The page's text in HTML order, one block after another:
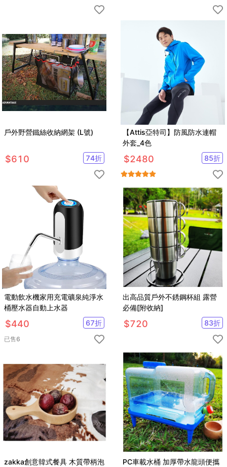
戶外野營鐵絲收納網架 (L號)
$610 74折
【Attis亞特司】防風防水連帽
外套_4色
$2480 85折
電動飲水機家用充電礦泉純淨水
桶壓水器自動上水器
$440 67折
已售6
出高品質戶外不銹鋼杯組 露營
必備[附收納]
$720 83折
zakka創意韓式餐具 木質帶柄泡 PC車載水桶 加厚帶水龍頭便攜